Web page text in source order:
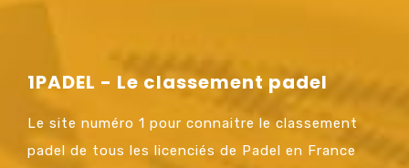
1PADEL - Le classement padel
Le site numéro 1 pour connaitre le classement
padel de tous les licenciés de Padel en France